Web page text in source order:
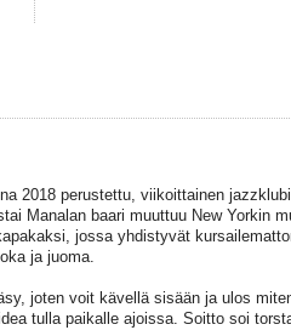
2018 perustettu, viikoittainen
Manalan baari muuttuu New Yorkin
jossa yhdistyvät
ja juoma.
joten voit kävellä sisään ja ulos
tulla paikalle ajoissa. Soitto soi